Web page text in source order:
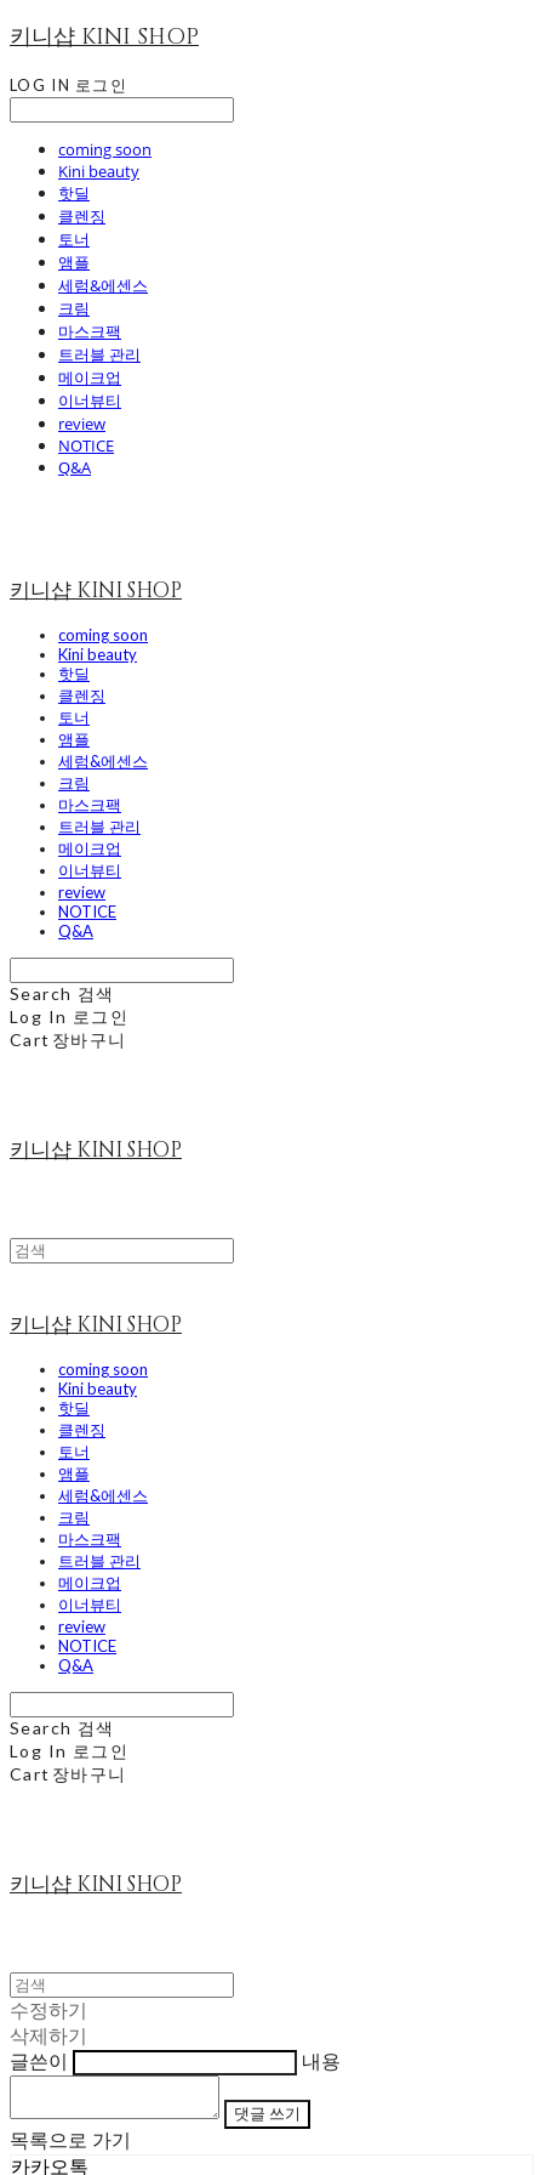
키니샵 KINI SHOP
LOG IN 로그인
coming soon
Kini beauty
핫딜
클렌징
토너
앰플
세럼&에센스
크림
마스크팩
트러블 관리
메이크업
이너뷰티
review
NOTICE
Q&A
키니샵 KINI SHOP
coming soon
Kini beauty
핫딜
클렌징
토너
앰플
세럼&에센스
크림
마스크팩
트러블 관리
메이크업
이너뷰티
review
NOTICE
Q&A
Search 검색
Log In 로그인
Cart 장바구니
키니샵 KINI SHOP
키니샵 KINI SHOP
coming soon
Kini beauty
핫딜
클렌징
토너
앰플
세럼&에센스
크림
마스크팩
트러블 관리
메이크업
이너뷰티
review
NOTICE
Q&A
Search 검색
Log In 로그인
Cart 장바구니
키니샵 KINI SHOP
수정하기
삭제하기
글쓴이
내용
댓글 쓰기
목록으로 가기
카카오톡